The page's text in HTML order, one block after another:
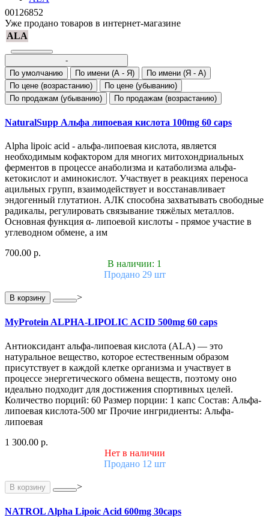
00126852
Уже продано товаров в интернет-магазине
ALA
-
По умолчанию
По имени (A - Я)
По имени (Я - A)
По цене (возрастанию)
По цене (убыванию)
По продажам (убыванию)
По продажам (возрастанию)
NaturalSupp Альфа липоевая кислота 100mg 60 caps
Alpha lipoic acid - альфа-липоевая кислота, является
необходимым кофактором для многих митохондриальных
ферментов в процессе анаболизма и катаболизма альфа-
кетокислот и аминокислот. Участвует в реакциях переноса
ацильных групп, взаимодействует и восстанавливает
эндогенный глутатион. АЛК способна захватывать свободные
радикалы, регулировать связывание тяжёлых металлов.
Основная функция α- липоевой кислоты - прямое участие в
углеводном обмене, а им
700.00 р.
В наличии: 1
Продано 29 шт
В корзину >
MyProtein ALPHA-LIPOLIC ACID 500mg 60 caps
Антиоксидант альфа-липоевая кислота (ALA) — это
натуральное вещество, которое естественным образом
присутствует в каждой клетке организма и участвует в
процессе энергетического обмена веществ, поэтому оно
идеально подходит для достижения спортивных целей.
Количество порций: 60 Размер порции: 1 капс Состав: Альфа-
липоевая кислота-500 мг Прочие ингридиенты: Альфа-
липоевая
1 300.00 р.
Нет в наличии
Продано 12 шт
В корзину >
NATROL Alpha Lipoic Acid 600mg 30caps